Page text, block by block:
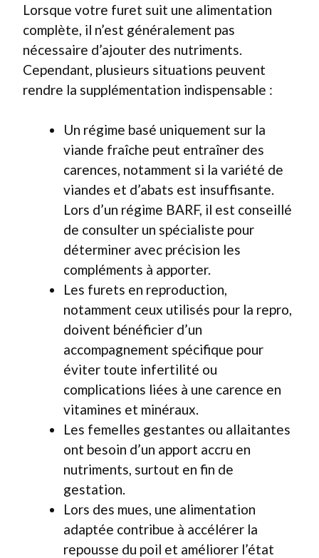
Lorsque votre furet suit une alimentation
complète, il n’est généralement pas
nécessaire d’ajouter des nutriments.
Cependant, plusieurs situations peuvent
rendre la supplémentation indispensable :
Un régime basé uniquement sur la
viande fraîche peut entraîner des
carences, notamment si la variété de
viandes et d’abats est insuffisante.
Lors d’un régime BARF, il est conseillé
de consulter un spécialiste pour
déterminer avec précision les
compléments à apporter.
Les furets en reproduction,
notamment ceux utilisés pour la repro,
doivent bénéficier d’un
accompagnement spécifique pour
éviter toute infertilité ou
complications liées à une carence en
vitamines et minéraux.
Les femelles gestantes ou allaitantes
ont besoin d’un apport accru en
nutriments, surtout en fin de
gestation.
Lors des mues, une alimentation
adaptée contribue à accélérer la
repousse du poil et améliorer l’état